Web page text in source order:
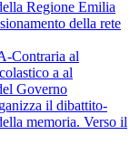
Regione Emilia
della rete
Contraria al
a al
Governo
il dibattito-
memoria. Verso il